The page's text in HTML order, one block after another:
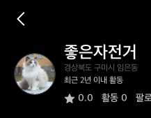
좋
은
자
좋은자전거
경상북도 구미시 임은동
최근 2년 이내 활동
0.0 활동 0